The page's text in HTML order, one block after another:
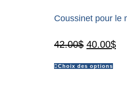
Coussinet pour le
42.00$ 40.00$
Choix des options